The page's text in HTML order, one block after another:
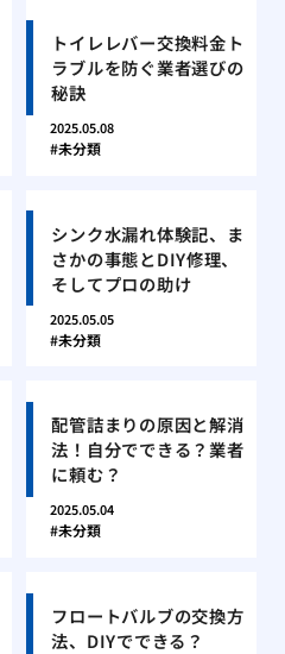
トイレレバー交換料金ト
ラブルを防ぐ業者選びの
秘訣
2025.05.08
未分類
シンク水漏れ体験記、ま
さかの事態とDIY修理、
そしてプロの助け
2025.05.05
未分類
配管詰まりの原因と解消
法！自分でできる？業者
に頼む？
2025.05.04
未分類
フロートバルブの交換方
法、DIYでできる？